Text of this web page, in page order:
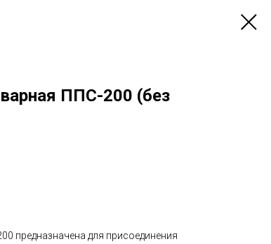
ППС-200 (без
предназначена для присоединения